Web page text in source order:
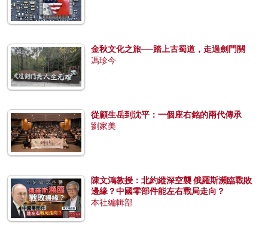
金秋文化之旅──踏上古蜀道，走過劍門關
馮珍今
從顧生岳到沈平：一個座右銘的兩代傳承
劉家美
陳文鴻教授：北約縱深空襲 俄羅斯瀕臨戰敗
邊緣？中國零部件能左右戰局走向？
本社編輯部